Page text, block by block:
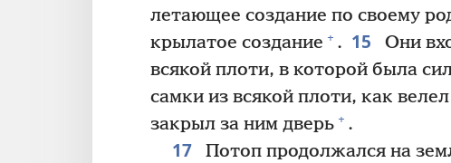
летающее создание по своему
крылатое создание + . 15
Они
всякой плоти, в которой была
самки из всякой плоти, как
закрыл за ним дверь + .
17
Потоп продолжался на